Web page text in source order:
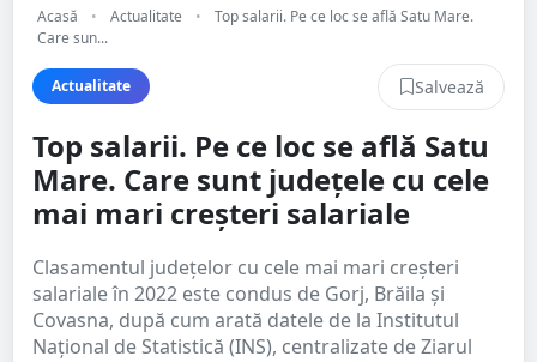
Acasă • Actualitate •
Top salarii. Pe ce loc se află Satu Mare.
Care sun...
Actualitate Salvează
Top salarii. Pe ce loc se află Satu
Mare. Care sunt județele cu cele
mai mari creșteri salariale
Clasamentul judeţelor cu cele mai mari creşteri
salariale în 2022 este condus de Gorj, Brăila şi
Covasna, după cum arată datele de la Institutul
Naţional de Statistică (INS), centralizate de Ziarul